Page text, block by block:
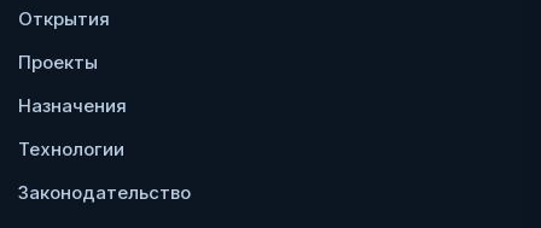
Открытия
Проекты
Назначения
Технологии
Законодательство